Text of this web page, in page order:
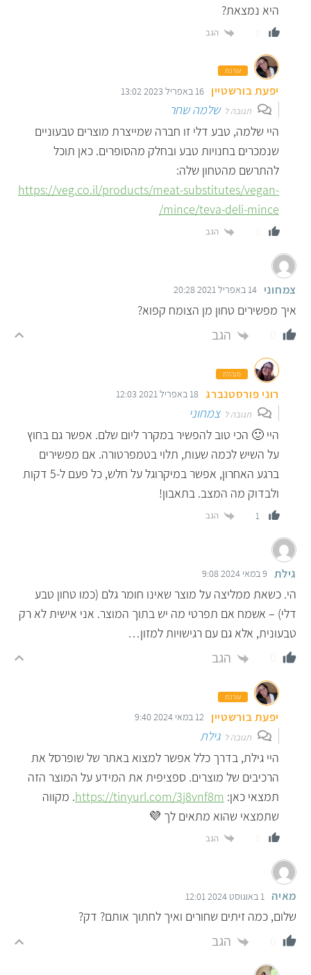
היא נמצאת?
הגב
עורכת
יפעת בורשטיין 16 באפריל 2023 13:02
תגובה לשלמה שחר
היי שלמה, טבע דלי זו חברה שמייצרת מוצרים טבעוניים
שנמכרים בחנויות טבע ובחלק מהסופרים. כאן תוכל
להתרשם מהטחון שלה:
https://veg.co.il/products/meat-substitutes/vegan-
mince/teva-deli-mince/
הגב
צמחוני 14 באפריל 2021 20:28
איך מפשירים טחון מן הצומח קפוא?
הגב
מנהלת
רוני פורסטנברג 18 באפריל 2021 12:03
תגובה לצמחוני
היי 🙂 הכי טוב להפשיר במקרר ליום שלם. אפשר גם בחוץ
על השיש לכמה שעות, תלוי בטמפרטורה. אם מפשירים
ברגע האחרון, אפשר במיקרוגל על חלש, כל פעם ל-5 דקות
ולבדוק מה המצב. בתאבון!
1 הגב
גילת 9 במאי 2024 9:08
הי. כשאת ממליצה על מוצר שאינו חומר גלם (כמו טחון טבע
דלי) – אשמח אם תפרטי מה יש בתוך המוצר. אני אישית לא רק
טבעונית, אלא גם עם רגישויות למזון…
הגב
עורכת
יפעת בורשטיין 12 במאי 2024 9:40
תגובה לגילת
היי גילת, בדרך כלל אפשר למצוא באתר של שופרסל את
הרכיבים של מוצרים. ספציפית את המידע על המוצר הזה
תמצאי כאן: https://tinyurl.com/3j8vnf8m. מקווה
שתמצאי שהוא מתאים לך 💜
הגב
מאיה 1 באוגוסט 2024 12:01
שלום, כמה זיתים שחורים ואיך לחתוך אותם? דק?
הגב